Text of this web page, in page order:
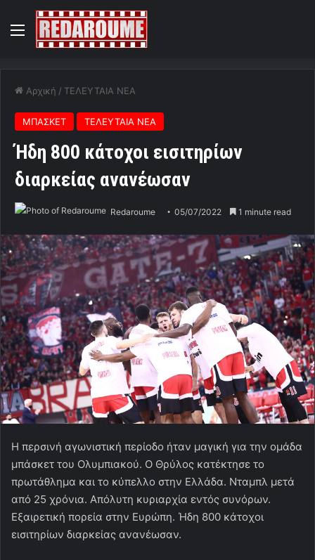
Menu
Αρχική / ΤΕΛΕΥΤΑΙΑ ΝΕΑ
ΜΠΑΣΚΕΤ ΤΕΛΕΥΤΑΙΑ ΝΕΑ
Ήδη 800 κάτοχοι εισιτηρίων
διαρκείας ανανέωσαν
Redaroume 05/07/2022 1 minute read
Η περσινή αγωνιστική περίοδο ήταν μαγική για την ομάδα
μπάσκετ του Ολυμπιακού. Ο Θρύλος κατέκτησε το
πρωτάθλημα και το κύπελλο στην Ελλάδα. Νταμπλ μετά
από 25 χρόνια. Απόλυτη κυριαρχία εντός συνόρων.
Εξαιρετική πορεία στην Ευρώπη. Ήδη 800 κάτοχοι
εισιτηρίων διαρκείας ανανέωσαν.